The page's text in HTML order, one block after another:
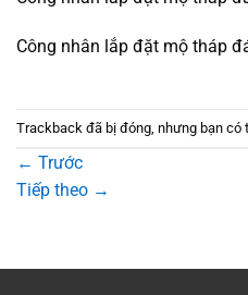
Công nhân lắp đặt mộ tháp
Trackback đã bị đóng, nhưng bạn có
← Trước
Tiếp theo →